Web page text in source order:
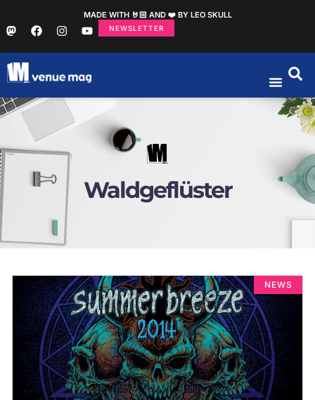
MADE WITH 🤘🏻 AND ❤️ BY LEO SKULL
NEWSLETTER
Waldgeflüster
NEWS